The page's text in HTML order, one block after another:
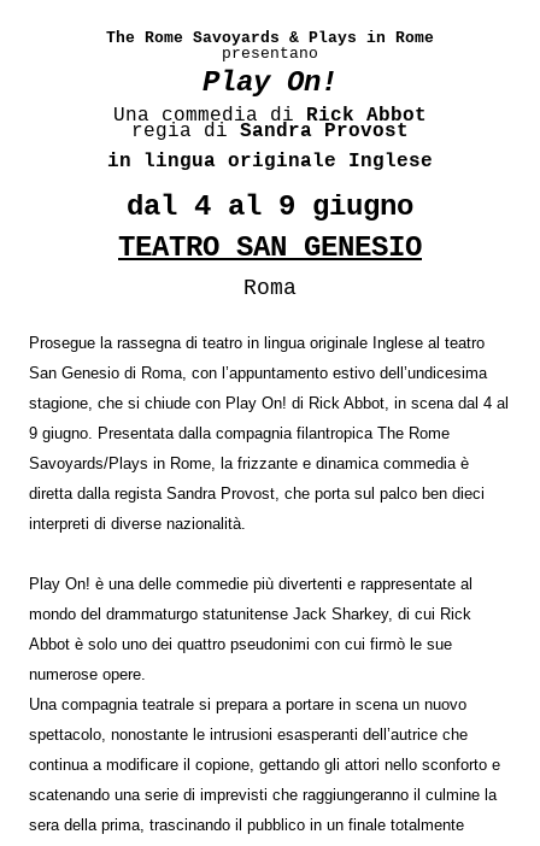
The Rome Savoyards & Plays in Rome
presentano
Play On!
Una commedia di Rick Abbot
regia di Sandra Provost
in lingua originale Inglese
dal 4 al 9 giugno
TEATRO SAN GENESIO
Roma
Prosegue la rassegna di teatro in lingua originale Inglese al teatro
San Genesio di Roma, con l’appuntamento estivo dell’undicesima
stagione, che si chiude con Play On! di Rick Abbot, in scena dal 4 al
9 giugno. Presentata dalla compagnia filantropica The Rome
Savoyards/Plays in Rome, la frizzante e dinamica commedia è
diretta dalla regista Sandra Provost, che porta sul palco ben dieci
interpreti di diverse nazionalità.
Play On! è una delle commedie più divertenti e rappresentate al
mondo del drammaturgo statunitense Jack Sharkey, di cui Rick
Abbot è solo uno dei quattro pseudonimi con cui firmò le sue
numerose opere.
Una compagnia teatrale si prepara a portare in scena un nuovo
spettacolo, nonostante le intrusioni esasperanti dell’autrice che
continua a modificare il copione, gettando gli attori nello sconforto e
scatenando una serie di imprevisti che raggiungeranno il culmine la
sera della prima, trascinando il pubblico in un finale totalmente